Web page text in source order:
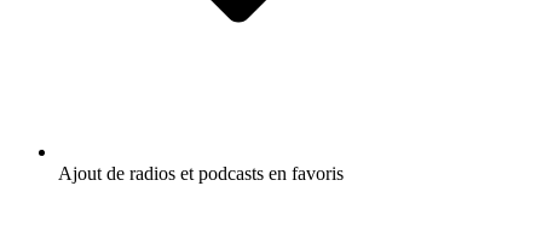
Ajout de radios et podcasts en favoris